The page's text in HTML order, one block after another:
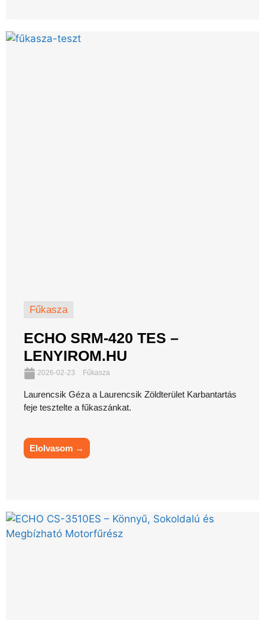
Fűkasza
ECHO SRM-420 TES –
LENYIROM.HU
2026-02-23 Fűkasza
Laurencsik Géza a Laurencsik Zöldterület Karbantartás
feje tesztelte a fűkaszánkat.
Elolvasom →